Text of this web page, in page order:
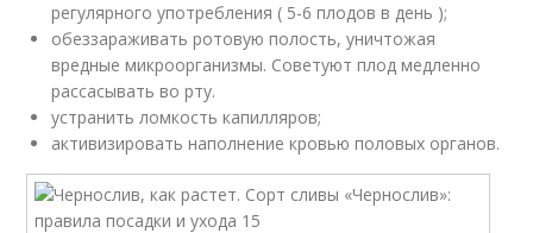
регулярного употребления ( 5-6 плодов в день );
обеззараживать ротовую полость, уничтожая
вредные микроорганизмы. Советуют плод медленно
рассасывать во рту.
устранить ломкость капилляров;
активизировать наполнение кровью половых органов.